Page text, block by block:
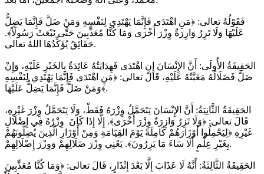
فَقَوْلُهُ تعالى: ﴿مَنِ اهْتَدَى فَإِنَّمَا يَهْتَدِي لِنَفْسِهِ وَمَنْ ضَلَّ فَإِنَّمَا يَضِلُّ
عَلَيْهَا وَلَا تَزِرُ وَازِرَةٌ وِزْرَ أُخْرَى وَمَا كُنَّا مُعَذِّبِينَ حَتَّى نَبْعَثَ رَسُولَاً﴾.
حَقَائِقُ يُؤَكِّدُهَا اللهُ تعالى.
الحَقِيقَةُ الأُولَى: أَنَّ الإِنْسَانَ إِنِ اهْتَدَى فَهِدَايَتُهُ عَائِدَةٌ بِالخَيْرِ عَلَيْهِ، وَإِنْ
ضَلَّ فَضَلَالُهُ مَغَبَّتُهُ عَلَيْهِ، قَالَ تعالى: ﴿مَنِ اهْتَدَى فَإِنَّمَا يَهْتَدِي لِنَفْسِهِ
وَمَنْ ضَلَّ فَإِنَّمَا يَضِلُّ عَلَيْهَا﴾.
الحَقِيقَةُ الثَّانِيَةُ: أَنَّ الإِنْسَانَ يَتَحَمَّلُ وِزْرَهُ فَقَطْ، وَلَا يَتَحَمَّلُ وِزْرَ غَيْرِهِ،
قَالَ تعالى: ﴿وَلَا تَزِرُ وَازِرَةٌ وِزْرَ أُخْرَى﴾. إِلَّا إِذَا كَانَ وِزْرُهُ فِي إِضْلَالِ
غَيْرِهِ ﴿لِيَحْمِلُوا أَوْزَارَهُمْ كَامِلَةً يَوْمَ القِيَامَةِ وَمِنْ أَوْزَارِ الَّذِينَ يُضِلُّونَهُمْ
بِغَيْرِ عِلْمٍ أَلَا سَاءَ مَا يَزِرُونَ﴾. يَعْنِي وِزْرَ ضَلَالِهِمْ وَوِزْرَ إِضْلَالِهِمْ.
الحَقِيقَةُ الثَّالِثَةُ: أَنَّهُ لَا عَذَابَ إِلَّا بَعْدَ إِنْذَارٍ، قَالَ تعالى: ﴿وَمَا كُنَّا مُعَذِّبِينَ